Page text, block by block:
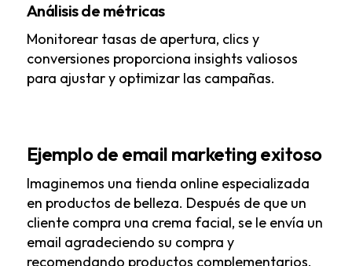
Análisis de métricas
Monitorear tasas de apertura, clics y
conversiones proporciona insights valiosos
para ajustar y optimizar las campañas.
Ejemplo de email marketing exitoso
Imaginemos una tienda online especializada
en productos de belleza. Después de que un
cliente compra una crema facial, se le envía un
email agradeciendo su compra y
recomendando productos complementarios,